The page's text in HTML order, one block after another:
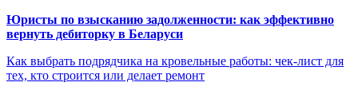
Юристы по взысканию задолженности: как эффективно
вернуть дебиторку в Беларуси
Как выбрать подрядчика на кровельные работы: чек-лист для
тех, кто строится или делает ремонт